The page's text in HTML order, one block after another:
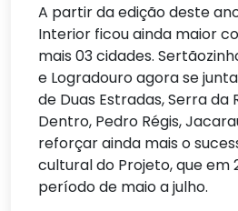
A partir da edição deste
Interior ficou ainda maior
mais 03 cidades.
e Logradouro agora se
de Duas Estradas, Serra da
Dentro, Pedro Régis,
reforçar ainda mais o
cultural do Projeto, que em
período de maio a julho.